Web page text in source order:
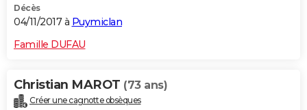
Décès
04/11/2017 à Puymiclan
Famille DUFAU
Christian MAROT (73 ans)
Créer une cagnotte obsèques